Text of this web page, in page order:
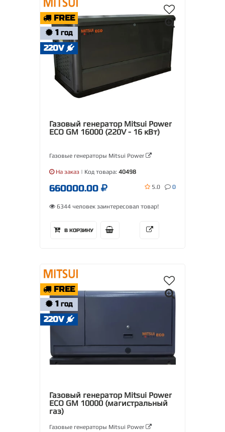
FREE
1 ГОД
220V
Газовый генератор Mitsui Power
ECO GM 16000 (220V - 16 кВт)
Газовые генераторы Mitsui Power
На заказ | Код товара: 40498
660000.00 5.0 0
6344 человек заинтересовал товар!
В КОРЗИНУ
FREE
1 ГОД
220V
Газовый генератор Mitsui Power
ECO GM 10000 (магистральный
газ)
Газовые генераторы Mitsui Power